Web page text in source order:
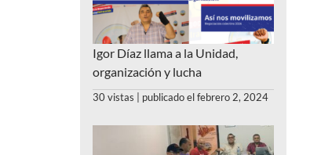
Igor Díaz llama a la Unidad,
organización y lucha
30 vistas publicado el febrero 2, 2024